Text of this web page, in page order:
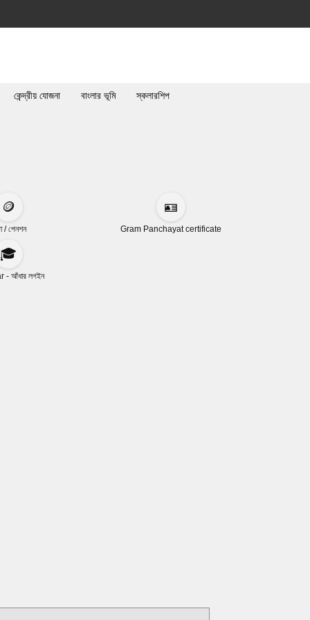
কেন্দ্রীয় যোজনা বাংলার ভূমি স্কলারশিপ
🪙
/ পেনশন
🪪
Gram Panchayat certificate
🎓
- আঁধার লগইন